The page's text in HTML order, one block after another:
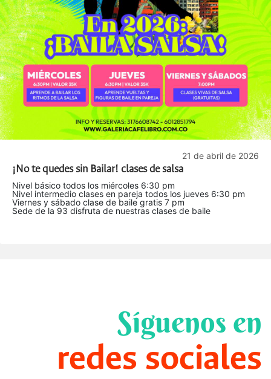
21 de abril de 2026
¡No te quedes sin Bailar! clases de salsa
Nivel básico todos los miércoles 6:30 pm
Nivel intermedio clases en pareja todos los jueves 6:30 pm
Viernes y sábado clase de baile gratis 7 pm
Sede de la 93 disfruta de nuestras clases de baile
Síguenos en
redes sociales